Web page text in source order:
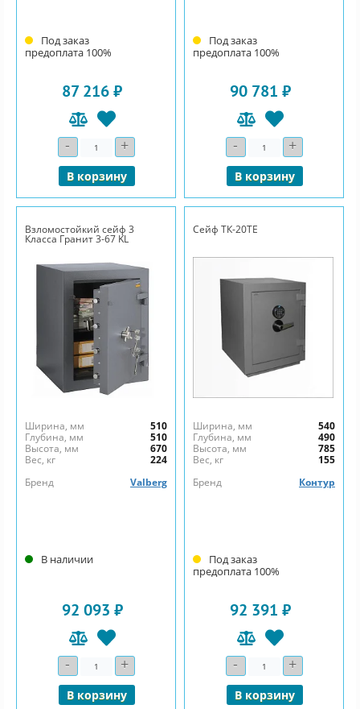
Под заказ
предоплата 100%
87 216 ₽
- Количество+
В корзину
Под заказ
предоплата 100%
90 781 ₽
- Количество+
В корзину
Взломостойкий сейф 3
Класса Гранит 3-67 KL
Ширина, мм
510
Глубина, мм
510
Высота, мм
670
Вес, кг
224
Бренд
Valberg
В наличии
92 093 ₽
- Количество+
В корзину
Сейф ТК-20ТЕ
Ширина, мм
540
Глубина, мм
490
Высота, мм
785
Вес, кг
155
Бренд
Контур
Под заказ
предоплата 100%
92 391 ₽
- Количество+
В корзину